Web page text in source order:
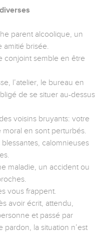
parent alcoolique, un
amitié brisée.
conjoint semble en être
l’atelier, le bureau en
de se situer au-dessus
voisins bruyants: votre
en sont perturbés.
calomnieuses
maladie, un accident ou
vous frappent.
avoir écrit, attendu,
et passé par
pardon, la situation n’est